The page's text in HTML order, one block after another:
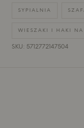
SYPIALNIA
WIESZAKI I HAKI NA
SKU: 5712772147504